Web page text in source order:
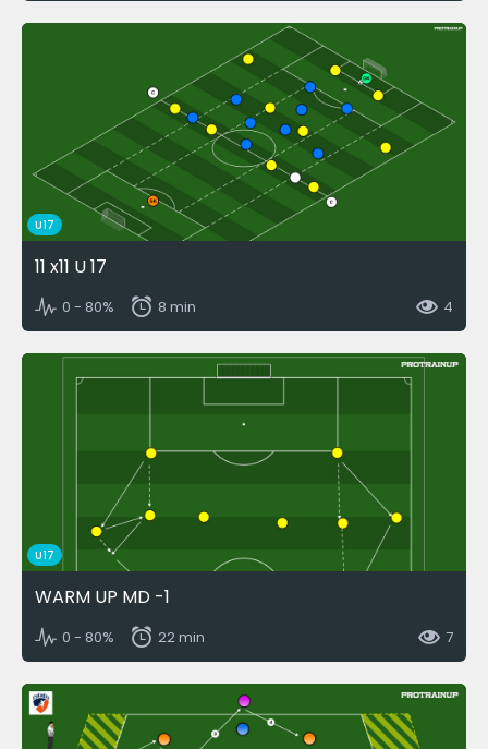
U17
11 x11 U 17
0 - 80% 8 min 4
U17
WARM UP MD -1
0 - 80% 22 min 7